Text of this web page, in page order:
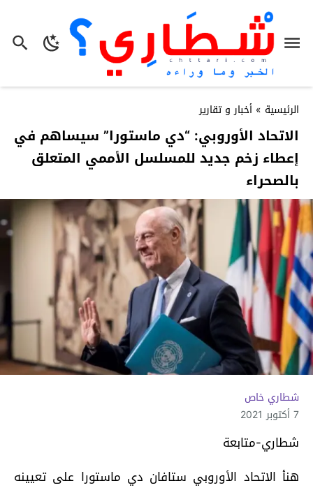
الرئيسية » أخبار و تقارير
الاتحاد الأوروبي: “دي ماستورا” سيساهم في
إعطاء زخم جديد للمسلسل الأممي المتعلق
بالصحراء
شطاري خاص
7 أكتوبر 2021
شطاري-متابعة
هنأ الاتحاد الأوروبي ستافان دي ماستورا على تعيينه